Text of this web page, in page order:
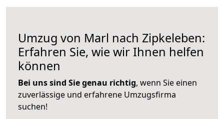
Umzug von Marl nach Zipkeleben:
Erfahren Sie, wie wir Ihnen helfen
können
Bei uns sind Sie genau richtig, wenn Sie einen
zuverlässige und erfahrene Umzugsfirma
suchen!